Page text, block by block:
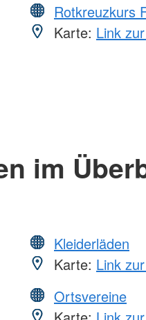
Rotkreuzkurs
Karte: Link
im
Kleiderläden
Karte: Link
Ortsvereine